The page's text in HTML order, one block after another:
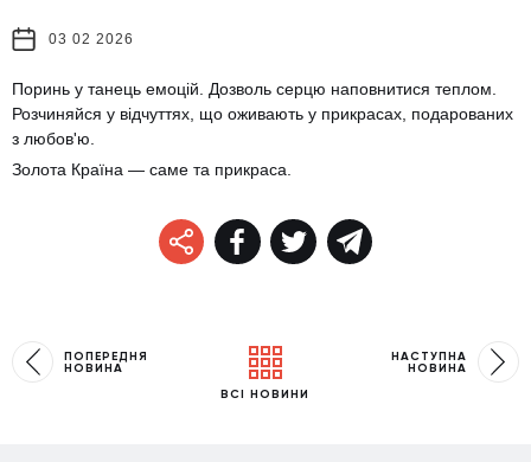
03 02 2026
Поринь у танець емоцій. Дозволь серцю наповнитися теплом.
Розчиняйся у відчуттях, що оживають у прикрасах, подарованих
з любов'ю.
Золота Країна — саме та прикраса.
ПОПЕРЕДНЯ
НОВИНА
ВСІ НОВИНИ
НАСТУПНА
НОВИНА